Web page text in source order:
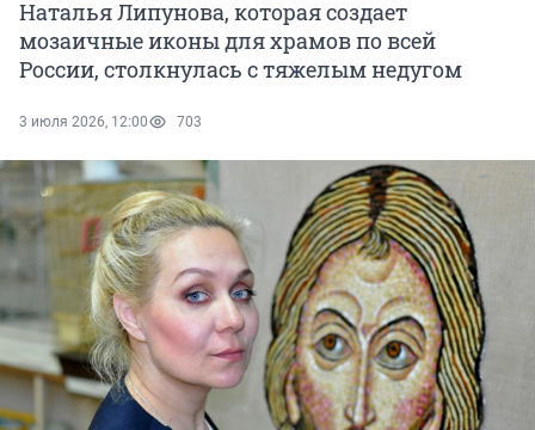
Наталья Липунова, которая создает
мозаичные иконы для храмов по всей
России, столкнулась с тяжелым недугом
3 июля 2026, 12:00 703